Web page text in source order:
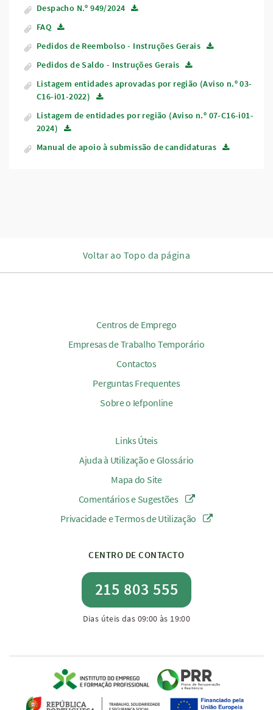
Despacho N.º 949/2024
FAQ
Pedidos de Reembolso - Instruções Gerais
Pedidos de Saldo - Instruções Gerais
Listagem entidades aprovadas por região (Aviso n.º 03-
C16-i01-2022)
Listagem de entidades por região (Aviso n.º 07-C16-i01-
2024)
Manual de apoio à submissão de candidaturas
Voltar ao Topo da página
Centros de Emprego
Empresas de Trabalho Temporário
Contactos
Perguntas Frequentes
Sobre o Iefponline
Links Úteis
Ajuda à Utilização e Glossário
Mapa do Site
Comentários e Sugestões
Privacidade e Termos de Utilização
CENTRO DE CONTACTO
215 803 555
Dias úteis das 09:00 às 19:00